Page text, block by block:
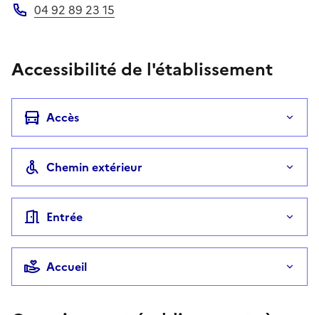
04 92 89 23 15
Accessibilité de l'établissement
Accès
Chemin extérieur
Entrée
Accueil